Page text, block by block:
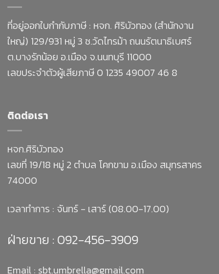
ที่อยู่ออกใบกำกับภาษี : หจก. ศิริบัวทอง (สำนักงาน
ใหญ่) 129/931 หมู่ 3 ซ.วัดไทรม้า ถนนรัตนาธิเบศร์
ต.บางรักน้อย อ.เมือง จ.นนทบุรี 11000
เลขประจำตัวผู้เสียภาษี 0 1235 49007 46 8
ติดต่อเรา
หจก.ศิริบัวทอง
เลขที่ 19/18 หมู่ 2 ตำบล โคกขาม อ.เมือง สมุทรสาคร
74000
เวลาทำการ : จันทร์ - เสาร์ (08.00-17.00)
ฝ่ายขาย : 092-456-3909
Email : sbt.umbrella@gmail.com